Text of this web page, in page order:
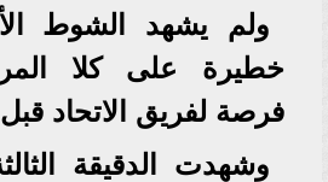
ولم يشهد الشوط
خطيرة على كلا
فرصة لفريق الاتحاد
وشهدت الدقيقة